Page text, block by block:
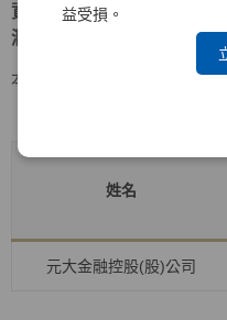
益受損。
資大眾提供最完善、最周全
潤及保障 。
本人持有股份
持股比例
姓名
元大金融控股(股)公司